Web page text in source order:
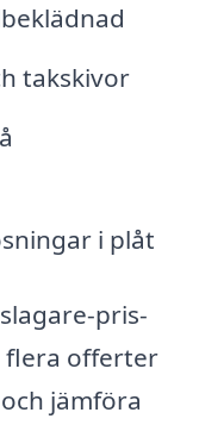
takskivor
i plåt
pris-
flera offerter
jämföra